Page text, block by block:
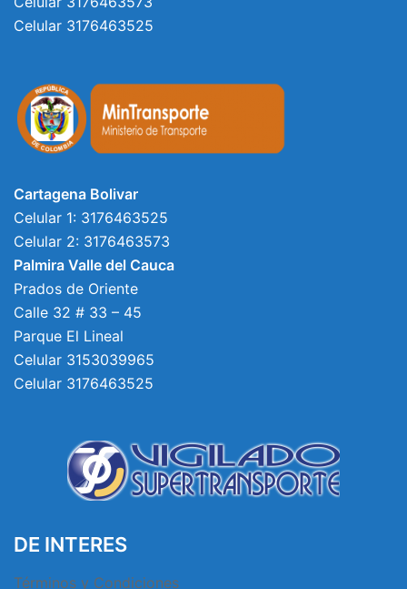
Celular 3176463525
Cartagena Bolivar
Celular 1: 3176463525
Celular 2: 3176463573
Palmira Valle del Cauca
Prados de Oriente
Calle 32 # 33 – 45
Parque El Lineal
Celular 3153039965
Celular 3176463525
DE INTERES
Términos y Condiciones